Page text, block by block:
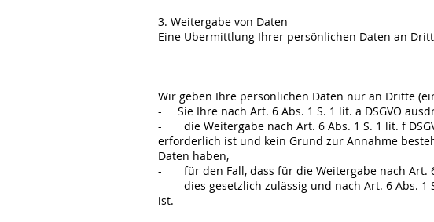
3. Weitergabe von Daten
Eine Übermittlung Ihrer persönlichen Daten an
Wir geben Ihre persönlichen Daten nur an Dritte
- Sie Ihre nach Art. 6 Abs. 1 S. 1 lit. a DSGVO
- die Weitergabe nach Art. 6 Abs. 1 S. 1 lit. f
erforderlich ist und kein Grund zur Annahme
Daten haben,
- für den Fall, dass für die Weitergabe nach Art. 6
- dies gesetzlich zulässig und nach Art. 6 Abs. 1
ist.